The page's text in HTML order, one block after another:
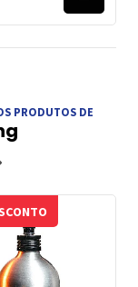
PRODUTOS DE